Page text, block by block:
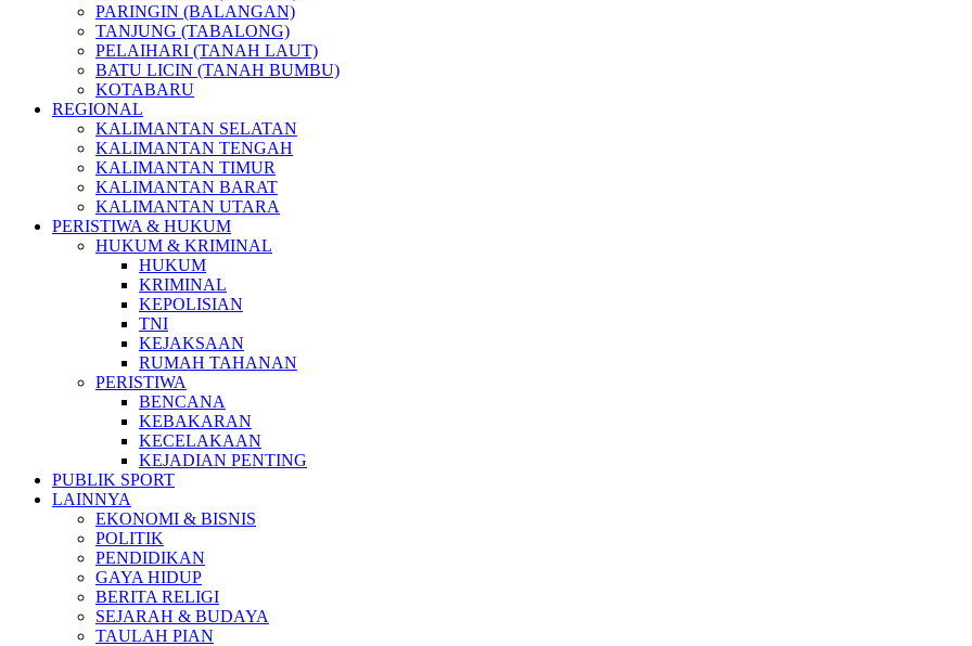
PARINGIN (BALANGAN)
TANJUNG (TABALONG)
PELAIHARI (TANAH LAUT)
BATU LICIN (TANAH BUMBU)
KOTABARU
REGIONAL
KALIMANTAN SELATAN
KALIMANTAN TENGAH
KALIMANTAN TIMUR
KALIMANTAN BARAT
KALIMANTAN UTARA
PERISTIWA & HUKUM
HUKUM & KRIMINAL
HUKUM
KRIMINAL
KEPOLISIAN
TNI
KEJAKSAAN
RUMAH TAHANAN
PERISTIWA
BENCANA
KEBAKARAN
KECELAKAAN
KEJADIAN PENTING
PUBLIK SPORT
LAINNYA
EKONOMI & BISNIS
POLITIK
PENDIDIKAN
GAYA HIDUP
BERITA RELIGI
SEJARAH & BUDAYA
TAULAH PIAN